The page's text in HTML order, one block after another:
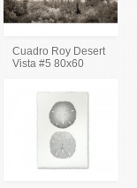
Cuadro Roy Desert
Vista #5 80x60